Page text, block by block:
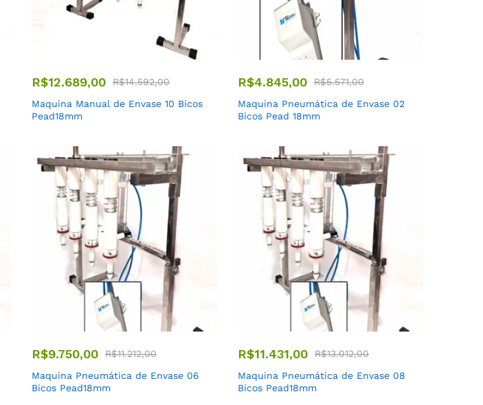
R$12.689,00 R$14.592,00
Maquina Manual de Envase 10 Bicos
Pead18mm
R$4.845,00 R$5.571,00
Maquina Pneumática de Envase 02
Bicos Pead 18mm
R$9.750,00 R$11.212,00
Maquina Pneumática de Envase 06
Bicos Pead18mm
R$11.431,00 R$13.012,00
Maquina Pneumática de Envase 08
Bicos Pead18mm